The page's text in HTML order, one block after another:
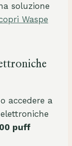
soluzione
Waspe
accedere a
puff